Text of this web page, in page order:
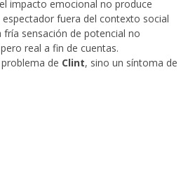
impacto emocional no produce
fuera del contexto social
fría sensación de potencial no
real a fin de cuentas.
de Clint, sino un síntoma de